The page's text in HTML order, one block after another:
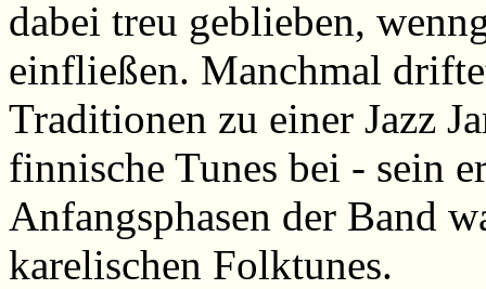
dabei treu geblieben,
einfließen. Manchmal
Traditionen zu einer Jazz
finnische Tunes bei - sein
Anfangsphasen der Band
karelischen Folktunes.